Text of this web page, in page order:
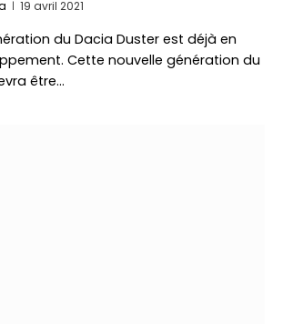
19 avril 2021
du Dacia Duster est déjà en
Cette nouvelle génération du
être…